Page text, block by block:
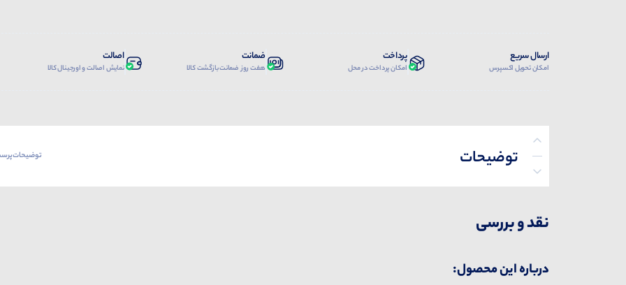
ارسال سریع
امکان تحویل اکسپرس
پرداخت
امکان پرداخت در محل
ضمانت
هفت روز ضمانت بازگشت کالا
اصالت
نمایش اصالت و اورجینال کالا
توضیحات
توضیحات
نقد و بررسی
درباره این محصول: